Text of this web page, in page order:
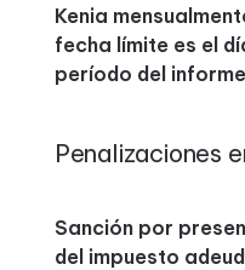
Kenia
fecha límite es el
período del
Penalizaciones
Sanción por
del impuesto